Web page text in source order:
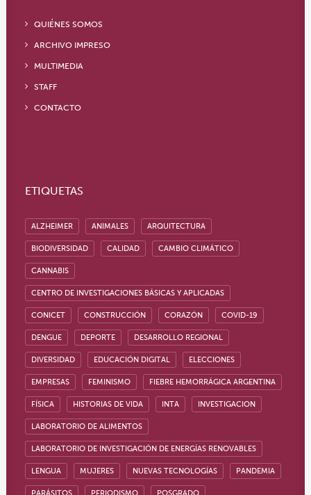
QUIÉNES SOMOS
ARCHIVO IMPRESO
MULTIMEDIA
STAFF
CONTACTO
ETIQUETAS
ALZHEIMER ANIMALES ARQUITECTURA
BIODIVERSIDAD CALIDAD CAMBIO CLIMÁTICO
CANNABIS
CENTRO DE INVESTIGACIONES BÁSICAS Y APLICADAS
CONICET CONSTRUCCIÓN CORAZÓN COVID-19
DENGUE DEPORTE DESARROLLO REGIONAL
DIVERSIDAD EDUCACIÓN DIGITAL ELECCIONES
EMPRESAS FEMINISMO FIEBRE HEMORRÁGICA ARGENTINA
FÍSICA HISTORIAS DE VIDA INTA INVESTIGACION
LABORATORIO DE ALIMENTOS
LABORATORIO DE INVESTIGACIÓN DE ENERGÍAS RENOVABLES
LENGUA MUJERES NUEVAS TECNOLOGÍAS PANDEMIA